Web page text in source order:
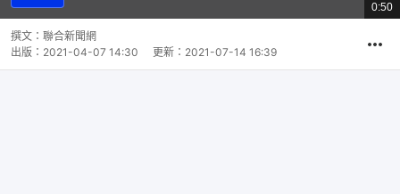
總
共
0:50
撰文： 聯合新聞網
出版： 2021-04-07 14:30 更新： 2021-07-14 16:39